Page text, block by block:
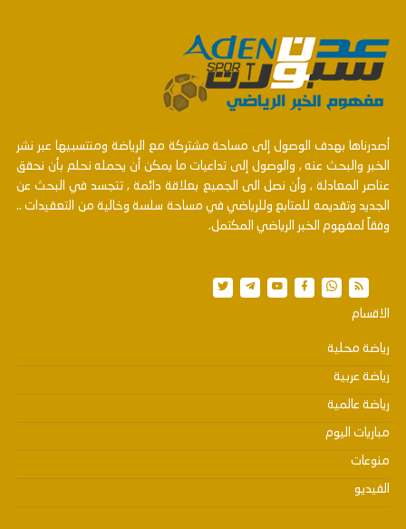
أصدرناها بهدف الوصول إلى مساحة مشتركة مع الرياضة ومنتسبيها عبر نشر
الخبر والبحث عنه , والوصول إلى تداعيات ما يمكن أن يحمله نحلم بأن نحقق
عناصر المعادلة , وأن نصل الى الجميع بعلاقة دائمة , تتجسد في البحث عن
الجديد وتقديمه للمتابع وللرياضي في مساحة سلسة وخالية من التعقيدات ..
وفقاً لمفهوم الخبر الرياضي المكتمل.
الاقسام
رياضة محلية
رياضة عربية
رياضة عالمية
مباريات اليوم
منوعات
الفيديو